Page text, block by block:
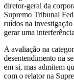
diretor-geral da
Supremo Tribunal
ruídos na
gerar uma
A avaliação na
desentendimento na
em si, mas admitem
com o relator na